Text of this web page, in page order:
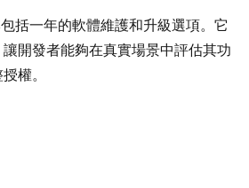
括一年的軟體維護和升級選項。它
開發者能夠在真實場景中評估其功
權。